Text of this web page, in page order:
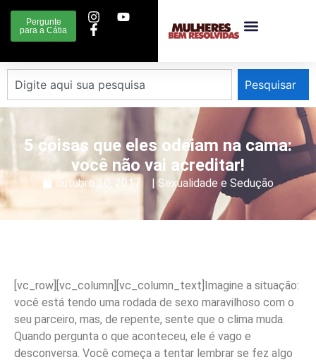
Pergunte
para a Cátia
Pesquisar
5 coisas que eles odeiam na cama:
você não vai acreditar!
outubro 20, 2017 | Sexualidade e Sedução
[vc_row][vc_column][vc_column_text] Imagine a situação:
você está tendo uma rodada de sexo maravilhoso com o
seu parceiro, mas, de repente, sente que o clima muda.
Quando pergunta o que aconteceu, ele é vago e
desconversa. Você começa a tentar lembrar se fez algo